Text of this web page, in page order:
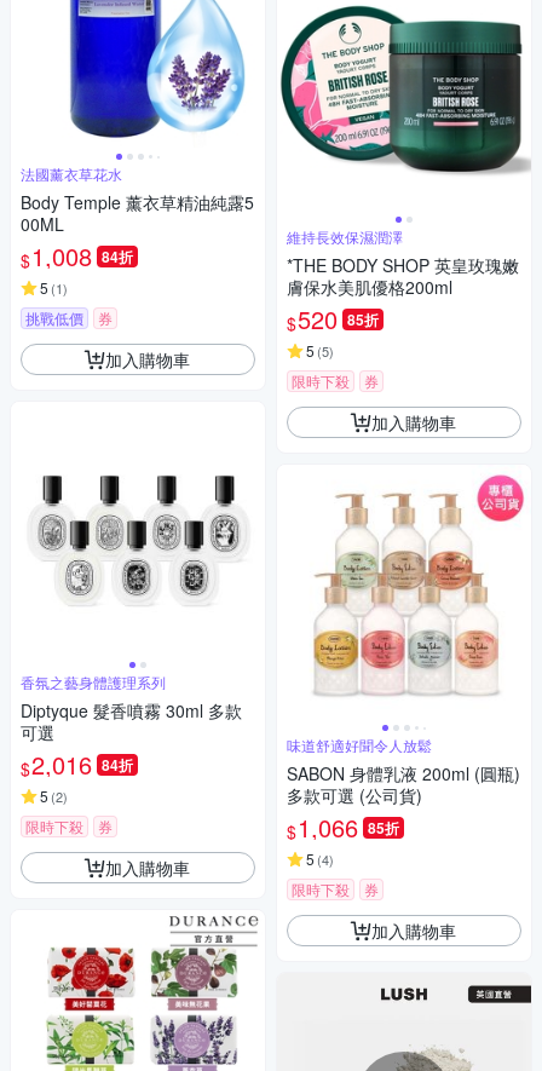
法國薰衣草花水
Body Temple 薰衣草精油純露5
00ML
$1,008 84折
5 (1)
挑戰低價 券
加入購物車
香氛之藝身體護理系列
Diptyque 髮香噴霧 30ml 多款
可選
$2,016 84折
5 (2)
限時下殺 券
加入購物車
維持長效保濕潤澤
*THE BODY SHOP 英皇玫瑰嫩
膚保水美肌優格200ml
$520 85折
5 (5)
限時下殺 券
加入購物車
味道舒適好聞令人放鬆
SABON 身體乳液 200ml (圓瓶)
多款可選 (公司貨)
$1,066 85折
5 (4)
限時下殺 券
加入購物車